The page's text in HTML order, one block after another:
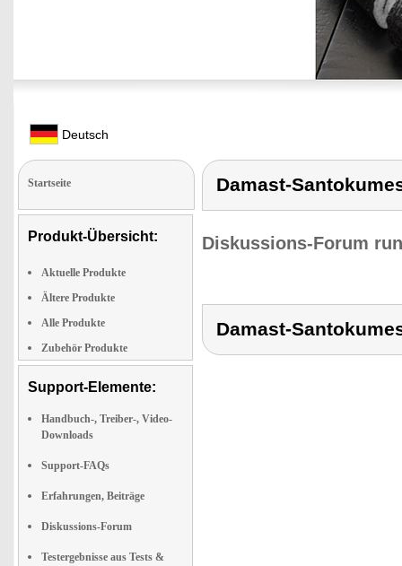
Deutsch
Startseite
Produkt-Übersicht:
Aktuelle Produkte
Ältere Produkte
Alle Produkte
Zubehör Produkte
Support-Elemente:
Handbuch-, Treiber-, Video-
Downloads
Support-FAQs
Erfahrungen, Beiträge
Diskussions-Forum
Testergebnisse aus Tests &
Damast-
Diskussions-Forum
Damast-